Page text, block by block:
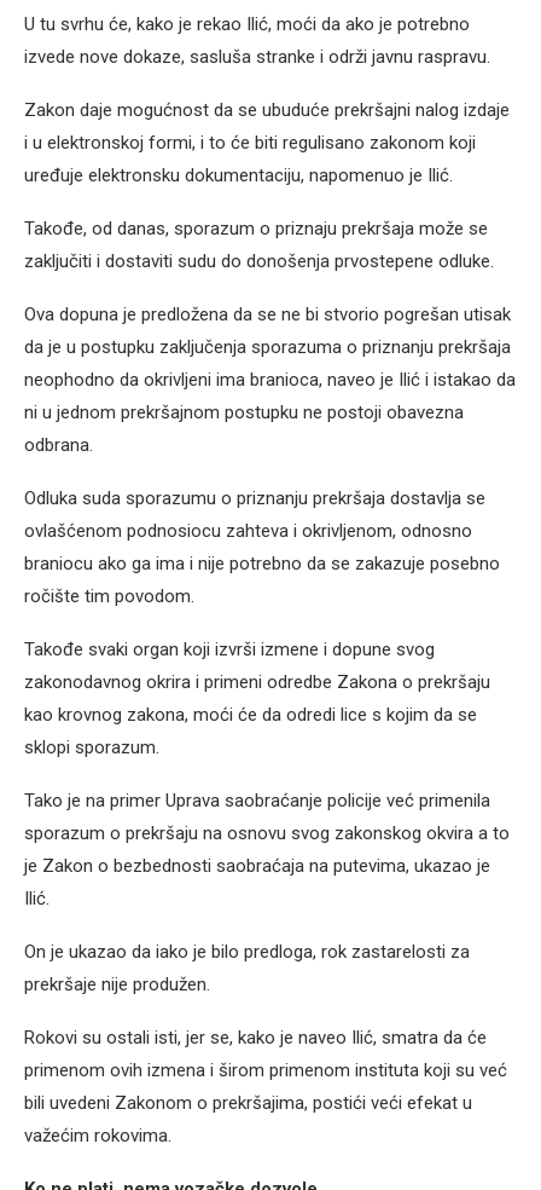
U tu svrhu će, kako je rekao Ilić, moći da ako je potrebno
izvede nove dokaze, sasluša stranke i održi javnu raspravu.
Zakon daje mogućnost da se ubuduće prekršajni nalog izdaje
i u elektronskoj formi, i to će biti regulisano zakonom koji
uređuje elektronsku dokumentaciju, napomenuo je Ilić.
Takođe, od danas, sporazum o priznaju prekršaja može se
zaključiti i dostaviti sudu do donošenja prvostepene odluke.
Ova dopuna je predložena da se ne bi stvorio pogrešan utisak
da je u postupku zaključenja sporazuma o priznanju prekršaja
neophodno da okrivljeni ima branioca, naveo je Ilić i istakao da
ni u jednom prekršajnom postupku ne postoji obavezna
odbrana.
Odluka suda sporazumu o priznanju prekršaja dostavlja se
ovlašćenom podnosiocu zahteva i okrivljenom, odnosno
braniocu ako ga ima i nije potrebno da se zakazuje posebno
ročište tim povodom.
Takođe svaki organ koji izvrši izmene i dopune svog
zakonodavnog okrira i primeni odredbe Zakona o prekršaju
kao krovnog zakona, moći će da odredi lice s kojim da se
sklopi sporazum.
Tako je na primer Uprava saobraćanje policije već primenila
sporazum o prekršaju na osnovu svog zakonskog okvira a to
je Zakon o bezbednosti saobraćaja na putevima, ukazao je
Ilić.
On je ukazao da iako je bilo predloga, rok zastarelosti za
prekršaje nije produžen.
Rokovi su ostali isti, jer se, kako je naveo Ilić, smatra da će
primenom ovih izmena i širom primenom instituta koji su već
bili uvedeni Zakonom o prekršajima, postići veći efekat u
važećim rokovima.